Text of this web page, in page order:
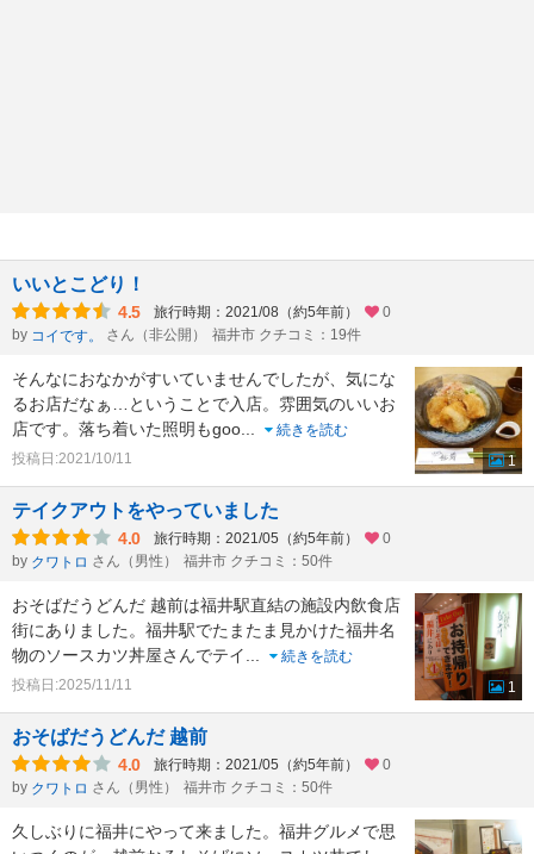
いいとこどり！
4.5 旅行時期：2021/08（約5年前）
0
by コイです。 さん（非公開） 福井市 クチコミ：19件
そんなにおなかがすいていませんでしたが、気にな
るお店だなぁ…ということで入店。雰囲気のいいお
店です。落ち着いた照明もgoo...
続きを読む
投稿日:2021/10/11
1
テイクアウトをやっていました
4.0 旅行時期：2021/05（約5年前）
0
by クワトロ さん（男性） 福井市 クチコミ：50件
おそばだうどんだ 越前は福井駅直結の施設内飲食店
街にありました。福井駅でたまたま見かけた福井名
物のソースカツ丼屋さんでテイ...
続きを読む
投稿日:2025/11/11
1
おそばだうどんだ 越前
4.0 旅行時期：2021/05（約5年前）
0
by クワトロ さん（男性） 福井市 クチコミ：50件
久しぶりに福井にやって来ました。福井グルメで思